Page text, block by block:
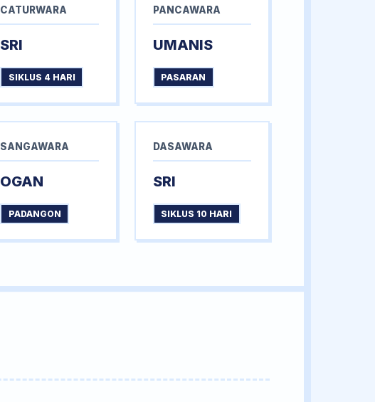
CATURWARA
SRI
SIKLUS 4 HARI
PANCAWARA
UMANIS
PASARAN
SANGAWARA
OGAN
PADANGON
DASAWARA
SRI
SIKLUS 10 HARI